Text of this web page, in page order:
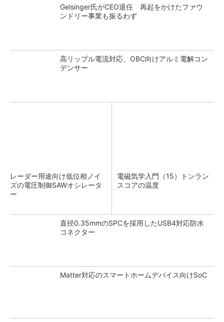
Gelsinger氏がCEO退任 再起をかけたファウ
ンドリー事業も振るわず
高リップル電流対応、OBC向けアルミ電解コン
デンサー
レーダー用途向け低位相ノイ
ズの電圧制御SAWオシレータ
ー
電磁気学入門（15）トンラン
スコアの温度
直径0.35mmのSPCを採用したUSB4対応防水
コネクター
Matter対応のスマートホームデバイス向けSoC